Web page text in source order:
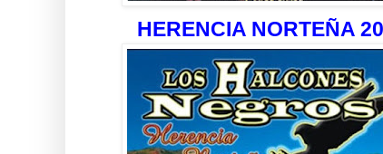
HERENCIA NORTEÑA